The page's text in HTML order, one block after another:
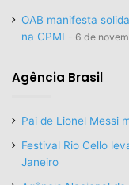
OAB manifesta
na CPMI
6 de
Agência Brasil
Pai de Lionel Messi
Festival Rio Cello
Janeiro